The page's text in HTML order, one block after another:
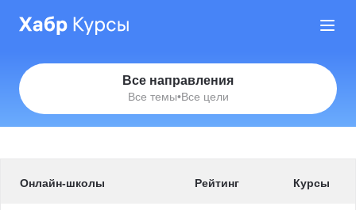
Все направления
Все темы•Все цели
Онлайн-школы Рейтинг Курсы